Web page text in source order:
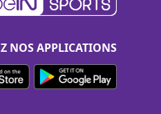
NOS APPLICATIONS